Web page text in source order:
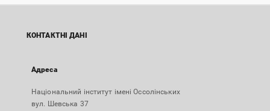
КОНТАКТНІ ДАНІ
Адреса
Національний інститут імені Оссолінських
вул. Шевська 37